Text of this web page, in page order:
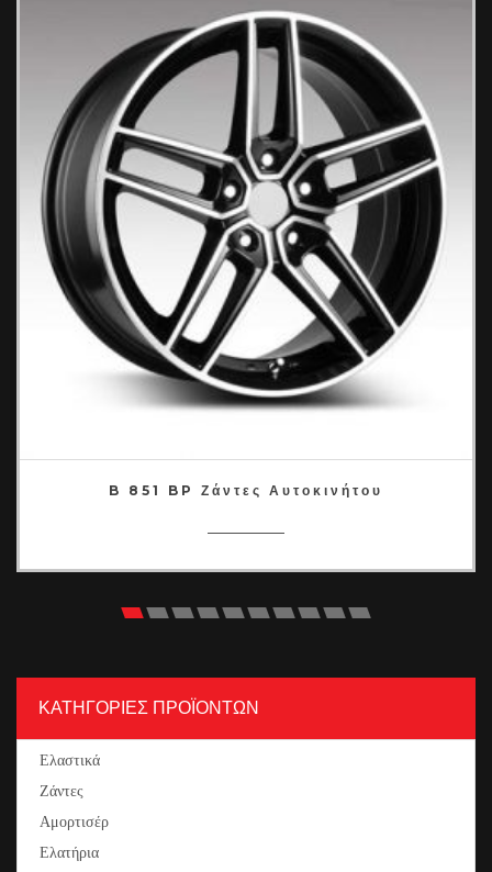
B 851 BP Ζάντες Αυτοκινήτου
ΚΑΤΗΓΟΡΙΕΣ ΠΡΟΪΟΝΤΩΝ
Ελαστικά
Ζάντες
Αμορτισέρ
Ελατήρια